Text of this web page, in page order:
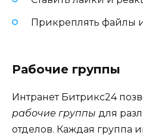
Прикреплять файлы
Рабочие группы
Интранет Битрикс24
рабочие группы для
отделов. Каждая группа